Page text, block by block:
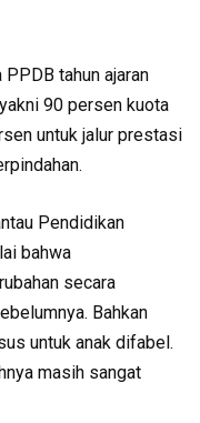
tahun ajaran
90 persen kuota
untuk jalur prestasi
Pendidikan
bahwa
secara
Bahkan
untuk anak difabel.
masih sangat